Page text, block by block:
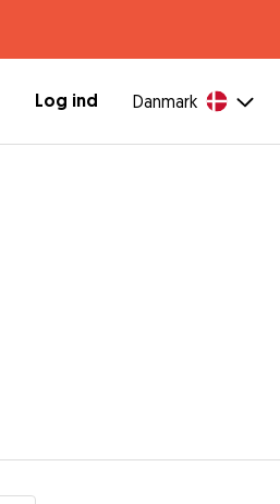
Log ind Danmark